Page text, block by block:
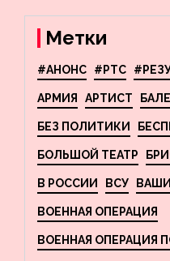
Метки
#АНОНС #РТС
АРМИЯ АРТИСТ
БЕЗ ПОЛИТИКИ
БОЛЬШОЙ ТЕАТР
В РОССИИ ВСУ
ВОЕННАЯ ОПЕРАЦИЯ
ВОЕННАЯ ОПЕРАЦИЯ